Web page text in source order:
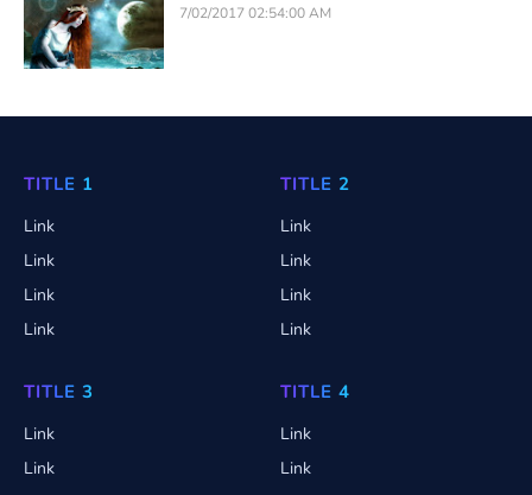
7/02/2017 02:54:00 AM
TITLE 1
Link
Link
Link
Link
TITLE 2
Link
Link
Link
Link
TITLE 3
Link
Link
TITLE 4
Link
Link